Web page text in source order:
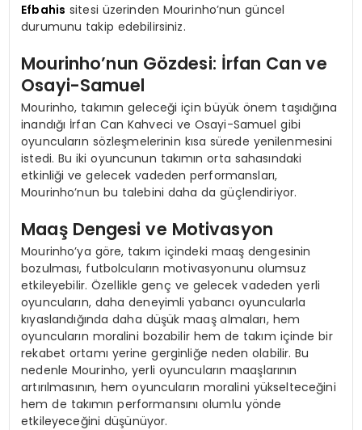
Efbahis sitesi üzerinden Mourinho’nun güncel
durumunu takip edebilirsiniz.
Mourinho’nun Gözdesi: İrfan Can ve
Osayi-Samuel
Mourinho, takımın geleceği için büyük önem taşıdığına
inandığı İrfan Can Kahveci ve Osayi-Samuel gibi
oyuncuların sözleşmelerinin kısa sürede yenilenmesini
istedi. Bu iki oyuncunun takımın orta sahasındaki
etkinliği ve gelecek vadeden performansları,
Mourinho’nun bu talebini daha da güçlendiriyor.
Maaş Dengesi ve Motivasyon
Mourinho’ya göre, takım içindeki maaş dengesinin
bozulması, futbolcuların motivasyonunu olumsuz
etkileyebilir. Özellikle genç ve gelecek vadeden yerli
oyuncuların, daha deneyimli yabancı oyuncularla
kıyaslandığında daha düşük maaş almaları, hem
oyuncuların moralini bozabilir hem de takım içinde bir
rekabet ortamı yerine gerginliğe neden olabilir. Bu
nedenle Mourinho, yerli oyuncuların maaşlarının
artırılmasının, hem oyuncuların moralini yükselteceğini
hem de takımın performansını olumlu yönde
etkileyeceğini düşünüyor.